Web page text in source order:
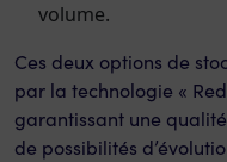
volume.
Ces deux options de
par la technologie «
garantissant une
de possibilités